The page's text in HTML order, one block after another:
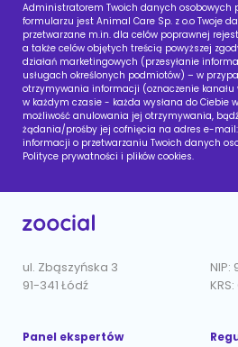
Administratorem Twoich danych osobowych
formularzu jest Animal Care Sp. z o.o Twoje
przetwarzane m.in. dla celów poprawnej
a także celów objętych treścią powyższej
działań marketingowych (przesyłanie
usługach określonych podmiotów) – w
otrzymywania informacji (oznaczenie kanału
w każdym czasie - każda wysłana do Ciebie
możliwość anulowania jej otrzymywania,
żądania/prośby jej cofnięcia na adres e-mail:
informacji o przetwarzaniu Twoich danych
Polityce prywatności i plików cookies.
ul. Zbąszyńska 3
91-341 Łódź
NIP:
Panel ekspertów